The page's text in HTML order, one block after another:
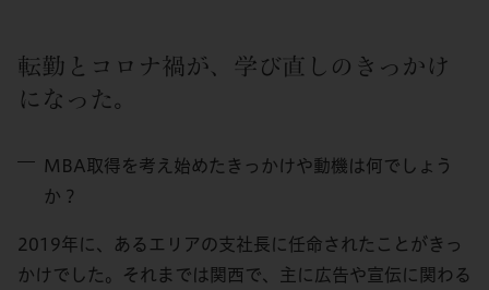
転勤とコロナ禍が、学び直しのきっかけ
になった。
MBA取得を考え始めたきっかけや動機は何でしょう
か？
2019年に、あるエリアの支社長に任命されたことがきっ
かけでした。それまでは関西で、主に広告や宣伝に関わる